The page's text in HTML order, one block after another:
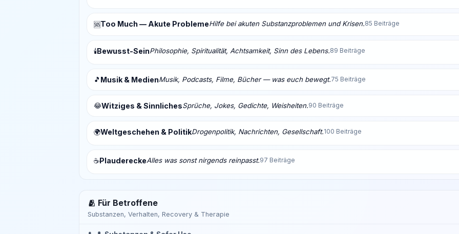
🆘Too Much — Akute ProblemeHilfe bei akuten Substanzproblemen und Krisen.85 Beiträge
🕯️Bewusst-SeinPhilosophie, Spiritualität, Achtsamkeit, Sinn des Lebens.89 Beiträge
🎵 Musik & MedienMusik, Podcasts, Filme, Bücher — was euch bewegt.75 Beiträge
😂Witziges & SinnlichesSprüche, Jokes, Gedichte, Weisheiten.90 Beiträge
🌍Weltgeschehen & PolitikDrogenpolitik, Nachrichten, Gesellschaft.100 Beiträge
☕PlaudereckeAlles was sonst nirgends reinpasst.97 Beiträge
🫂 Für Betroffene
Substanzen, Verhalten, Recovery & Therapie